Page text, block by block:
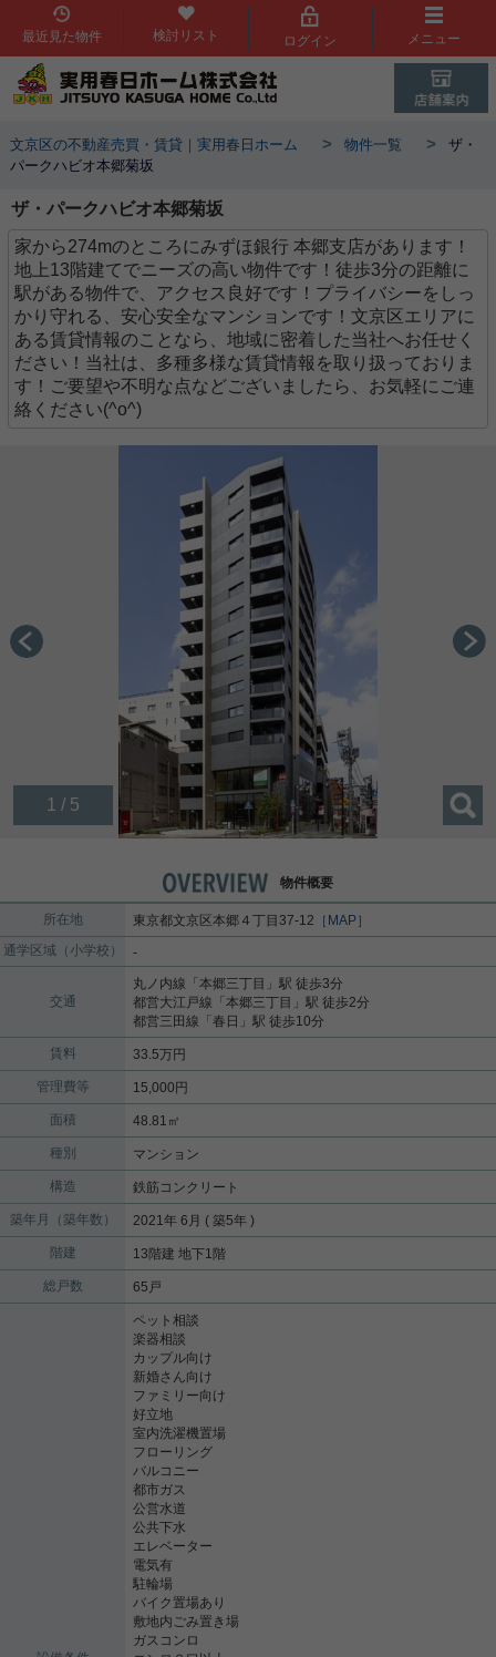
最近見た物件 検討リスト ログイン メニュー
文京区の不動産売買・賃貸｜実用春日ホーム > 物件一覧 >
ザ・
パークハビオ本郷菊坂
ザ・パークハビオ本郷菊坂
家から274mのところにみずほ銀行 本郷支店があります！
地上13階建てでニーズの高い物件です！徒歩3分の距離に
駅がある物件で、アクセス良好です！プライバシーをしっ
かり守れる、安心安全なマンションです！文京区エリアに
ある賃貸情報のことなら、地域に密着した当社へお任せく
ださい！当社は、多種多様な賃貸情報を取り扱っておりま
す！ご要望や不明な点などございましたら、お気軽にご連
絡ください(^o^)
1 / 5
物件概要
所在地 東京都文京区本郷 ４丁目37-12 ［MAP］
通学区域（小学校）
-
交通
丸ノ内線 「本郷三丁目 」駅 徒歩3分
都営大江戸線 「本郷三丁目 」駅 徒歩2分
都営三田線 「春日 」駅 徒歩10分
賃料 33.5万円
管理費等 15,000円
面積 48.81㎡
種別 マンション
構造 鉄筋コンクリート
築年月（築年数） 2021年 6月 ( 築5年 )
階建 13階建 地下1階
総戸数 65戸
ペット相談
楽器相談
カップル向け
新婚さん向け
ファミリー向け
好立地
室内洗濯機置場
フローリング
バルコニー
都市ガス
公営水道
公共下水
エレベーター
電気有
駐輪場
バイク置場あり
敷地内ごみ置き場
ガスコンロ